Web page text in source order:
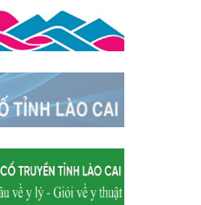
Xã A Mú Sung
Xã Nậm Chày
Xã Bát Xát
Xã Khánh Yên
Xã Dương Quỳ